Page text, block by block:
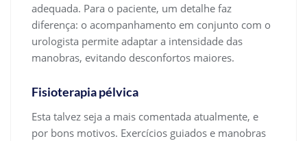
adequada. Para o paciente, um detalhe faz
diferença: o acompanhamento em conjunto com o
urologista permite adaptar a intensidade das
manobras, evitando desconfortos maiores.
Fisioterapia pélvica
Esta talvez seja a mais comentada atualmente, e
por bons motivos. Exercícios guiados e manobras